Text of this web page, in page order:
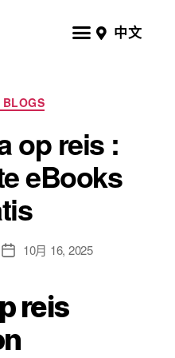
中文
BLOGS
op reis :
eBooks
10月 16, 2025
reis